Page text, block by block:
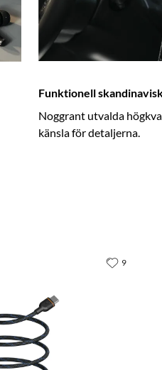
Funktionell
Noggrant utvalda
känsla för detaljerna.
9